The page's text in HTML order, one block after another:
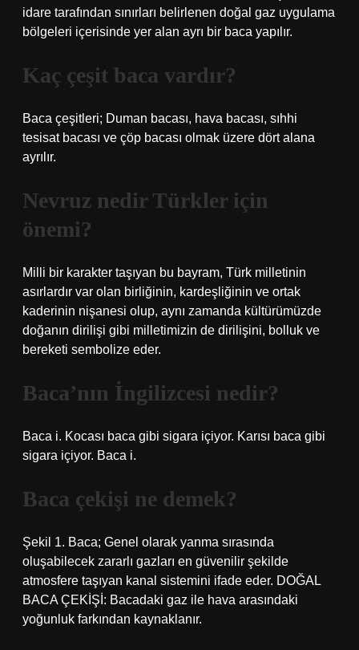
idare tarafından sınırları belirlenen doğal gaz uygulama
bölgeleri içerisinde yer alan ayrı bir baca yapılır.
Kaç çeşit baca vardır?
Baca çeşitleri; Duman bacası, hava bacası, sıhhi
tesisat bacası ve çöp bacası olmak üzere dört alana
ayrılır.
Nevruz nedir Türkler için
önemi?
Milli bir karakter taşıyan bu bayram, Türk milletinin
asırlardır var olan birliğinin, kardeşliğinin ve ortak
kaderinin nişanesi olup, aynı zamanda kültürümüzde
doğanın dirilişi gibi milletimizin de dirilişini, bolluk ve
bereketi sembolize eder.
Baca’nın İngilizcesi nedir?
Baca i. Kocası baca gibi sigara içiyor. Karısı baca gibi
sigara içiyor. Baca i.
Baca çekişi ne demek?
Şekil 1. Baca; Genel olarak yanma sırasında
oluşabilecek zararlı gazları en güvenilir şekilde
atmosfere taşıyan kanal sistemini ifade eder. DOĞAL
BACA ÇEKİŞİ: Bacadaki gaz ile hava arasındaki
yoğunluk farkından kaynaklanır.